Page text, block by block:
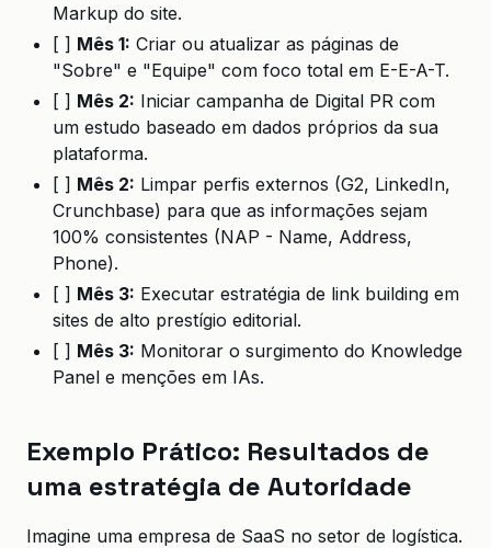
Markup do site.
[ ] Mês 1: Criar ou atualizar as páginas de
"Sobre" e "Equipe" com foco total em E-E-A-T.
[ ] Mês 2: Iniciar campanha de Digital PR com
um estudo baseado em dados próprios da sua
plataforma.
[ ] Mês 2: Limpar perfis externos (G2, LinkedIn,
Crunchbase) para que as informações sejam
100% consistentes (NAP - Name, Address,
Phone).
[ ] Mês 3: Executar estratégia de link building em
sites de alto prestígio editorial.
[ ] Mês 3: Monitorar o surgimento do Knowledge
Panel e menções em IAs.
Exemplo Prático: Resultados de
uma estratégia de Autoridade
Imagine uma empresa de SaaS no setor de logística.